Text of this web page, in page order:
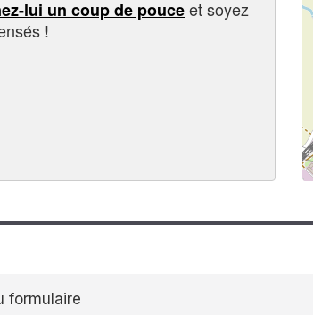
lui un coup de pouceet soyez
!
formulaire